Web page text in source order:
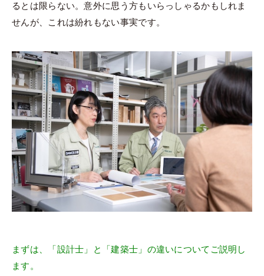
るとは限らない。意外に思う方もいらっしゃるかもしれま
せんが、これは紛れもない事実です。
まずは、「設計士」と「建築士」の違いについてご説明し
ます。